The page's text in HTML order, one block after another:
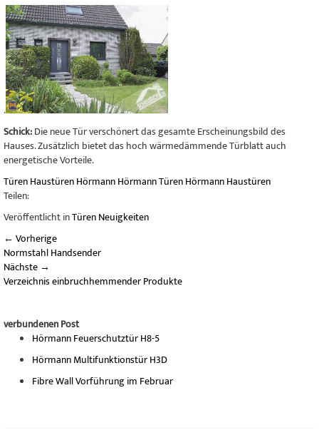
.
Schick:Die neue Tür verschönert das gesamte Erscheinungsbild des
Hauses. Zusätzlich bietet das hoch wärmedämmende Türblatt auch
energetische Vorteile.
TürenHaustürenHörmannHörmann TürenHörmann Haustüren
Teilen:
Veröffentlicht inTüren Neuigkeiten
← Vorherige
Normstahl Handsender
Nächste →
Verzeichnis einbruchhemmender Produkte
verbundenen Post
Hörmann Feuerschutztür H8-5
Hörmann Multifunktionstür H3D
Fibre Wall Vorführung im Februar